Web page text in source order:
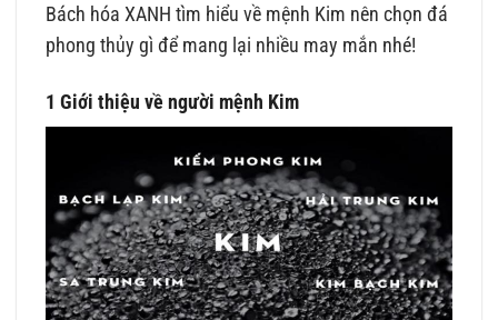
Bách hóa XANH tìm hiểu về mệnh Kim nên chọn đá
phong thủy gì để mang lại nhiều may mắn nhé!
1 Giới thiệu về người mệnh Kim